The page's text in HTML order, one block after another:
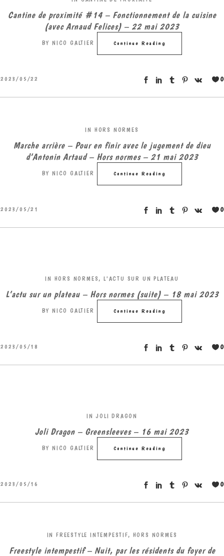
Cantine de proximité #14 – Fonctionnement de la cuisine
(avec Arnaud Felices) – 22 mai 2023
BY NICO GALTIER Continue Reading
2023/05/22 0
IN HORS NORMES
Marche arrière – Pour en finir avec le jugement de dieu
d’Antonin Artaud – Hors normes – 21 mai 2023
BY NICO GALTIER Continue Reading
2023/05/21 0
IN HORS NORMES , L'ACTU SUR UN PLATEAU
L’actu sur un plateau – Hors normes (suite) – 18 mai 2023
BY NICO GALTIER Continue Reading
2023/05/18 0
IN JOLI DRAGON
Joli Dragon – Greensleeves – 16 mai 2023
BY NICO GALTIER Continue Reading
2023/05/16 0
IN FREESTYLE INTEMPESTIF, HORS NORMES
Freestyle intempestif – Nuit, par les résidents du foyer de